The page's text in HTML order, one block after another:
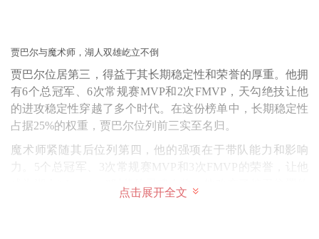
贾巴尔与魔术师，湖人双雄屹立不倒
贾巴尔位居第三，得益于其长期稳定性和荣誉的厚重。他拥
有6个总冠军、6次常规赛MVP和2次FMVP，天勾绝技让他
的进攻稳定性穿越了多个时代。在这份榜单中，长期稳定性
占据25%的权重，贾巴尔位列前三实至名归。
魔术师紧随其后位列第四，他的强项在于带队能力和影响
力。5个总冠军、3次常规赛MVP和3次FMVP的荣誉，让他
成为湖人“showtime”时代的灵魂人物。他改变了控卫位置的
想象空间，不依赖疯狂得分，而是通过节奏、传球和组织将
点击展开全文